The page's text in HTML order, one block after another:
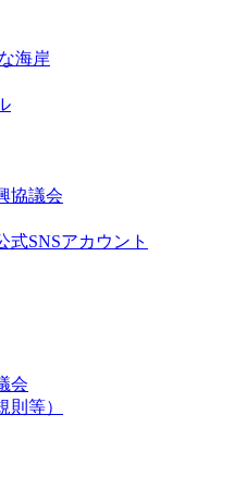
海岸
協議会
式SNSアカウント
会
則等）